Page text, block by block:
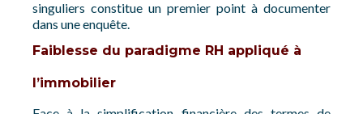
singuliers constitue un premier point à documenter
dans une enquête.
Faiblesse du paradigme RH appliqué à
l’immobilier